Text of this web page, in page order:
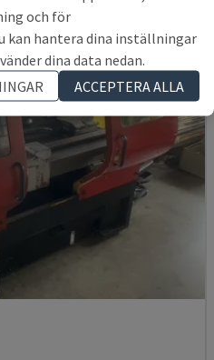
och för
kan hantera dina inställningar
dina data nedan.
ACCEPTERA ALLA